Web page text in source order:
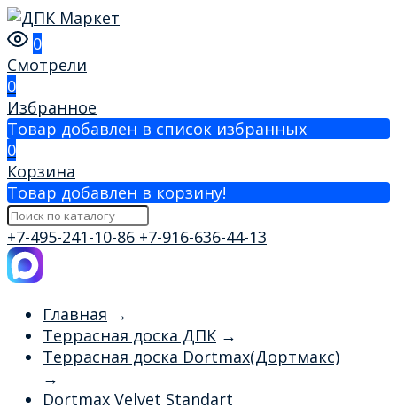
0
Смотрели
0
Избранное
Товар добавлен в список избранных
0
Корзина
Товар добавлен в корзину!
+7-495-241-10-86 +7-916-636-44-13
Главная →
Террасная доска ДПК →
Террасная доска Dortmax(Дортмакс)
→
Dortmax Velvet Standart